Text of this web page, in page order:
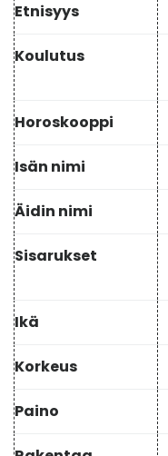
Etnisyys
Koulutus
Horoskooppi
Isän nimi
Äidin nimi
Sisarukset
Ikä
Korkeus
Paino